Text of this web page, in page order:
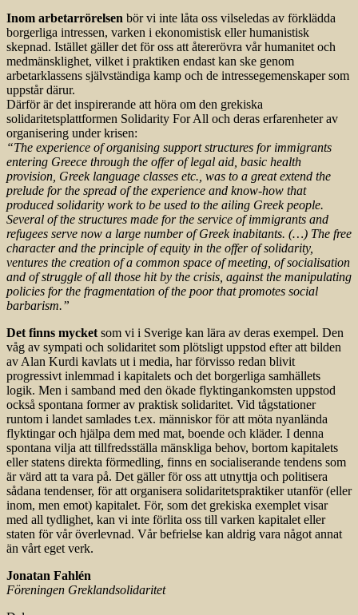
Inom arbetarrörelsen bör vi inte låta oss vilseledas av förklädda
borgerliga intressen, varken i ekonomistisk eller humanistisk
skepnad. Istället gäller det för oss att återerövra vår humanitet och
medmänsklighet, vilket i praktiken endast kan ske genom
arbetarklassens självständiga kamp och de intressegemenskaper som
uppstår därur.
Därför är det inspirerande att höra om den grekiska
solidaritetsplattformen Solidarity For All och deras erfarenheter av
organisering under krisen:
“The experience of organising support structures for immigrants
entering Greece through the offer of legal aid, basic health
provision, Greek language classes etc., was to a great extend the
prelude for the spread of the experience and know-how that
produced solidarity work to be used to the ailing Greek people.
Several of the structures made for the service of immigrants and
refugees serve now a large number of Greek inabitants. (…) The free
character and the principle of equity in the offer of solidarity,
ventures the creation of a common space of meeting, of socialisation
and of struggle of all those hit by the crisis, against the manipulating
policies for the fragmentation of the poor that promotes social
barbarism.”
Det finns mycket som vi i Sverige kan lära av deras exempel. Den
våg av sympati och solidaritet som plötsligt uppstod efter att bilden
av Alan Kurdi kavlats ut i media, har förvisso redan blivit
progressivt inlemmad i kapitalets och det borgerliga samhällets
logik. Men i samband med den ökade flyktingankomsten uppstod
också spontana former av praktisk solidaritet. Vid tågstationer
runtom i landet samlades t.ex. människor för att möta nyanlända
flyktingar och hjälpa dem med mat, boende och kläder. I denna
spontana vilja att tillfredsställa mänskliga behov, bortom kapitalets
eller statens direkta förmedling, finns en socialiserande tendens som
är värd att ta vara på. Det gäller för oss att utnyttja och politisera
sådana tendenser, för att organisera solidaritetspraktiker utanför (eller
inom, men emot) kapitalet. För, som det grekiska exemplet visar
med all tydlighet, kan vi inte förlita oss till varken kapitalet eller
staten för vår överlevnad. Vår befrielse kan aldrig vara något annat
än vårt eget verk.
Jonatan Fahlén
Föreningen Greklandsolidaritet